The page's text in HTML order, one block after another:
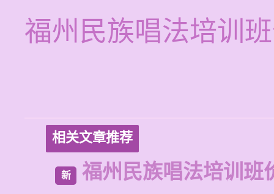
福州民族唱法培训
相关文章推荐
新 福州民族唱法培训班